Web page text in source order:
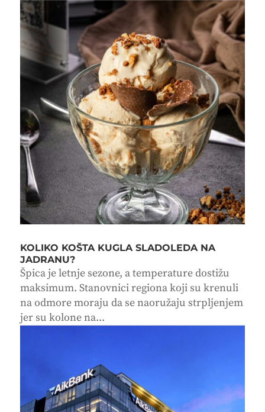
KOLIKO KOŠTA KUGLA SLADOLEDA NA
JADRANU?
Špica je letnje sezone, a temperature dostižu
maksimum. Stanovnici regiona koji su krenuli
na odmore moraju da se naoružaju strpljenjem
jer su kolone na...